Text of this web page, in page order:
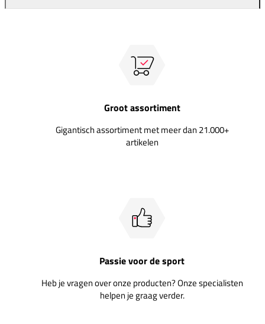
Groot assortiment
Gigantisch assortiment met meer dan 21.000+
artikelen
Passie voor de sport
Heb je vragen over onze producten? Onze specialisten
helpen je graag verder.